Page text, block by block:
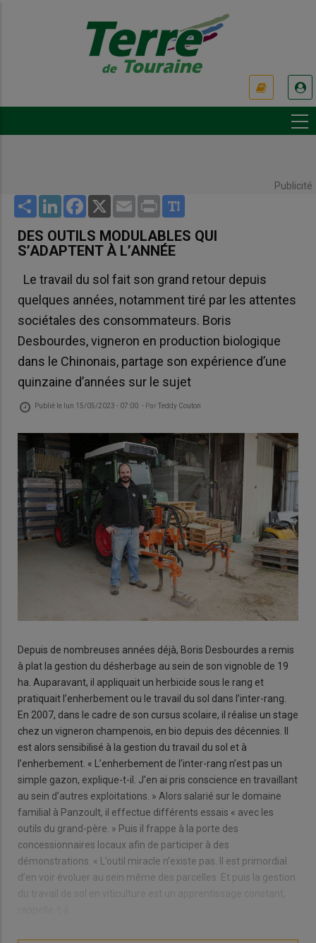
Publicité
Share LinkedInFacebook
X Email Print
DES OUTILS MODULABLES QUI
S’ADAPTENT À L’ANNÉE
Le travail du sol fait son grand retour depuis
quelques années, notamment tiré par les attentes
sociétales des consommateurs. Boris
Desbourdes, vigneron en production biologique
dans le Chinonais, partage son expérience d’une
quinzaine d’années sur le sujet
Publié le lun 15/05/2023 - 07:00 - ParTeddy Couton
Depuis de nombreuses années déjà, Boris Desbourdes a remis
à plat la gestion du désherbage au sein de son vignoble de 19
ha. Auparavant, il appliquait un herbicide sous le rang et
pratiquait l’enherbement ou le travail du sol dans l’inter-rang.
En 2007, dans le cadre de son cursus scolaire, il réalise un stage
chez un vigneron champenois, en bio depuis des décennies. Il
est alors sensibilisé à la gestion du travail du sol et à
l’enherbement. « L’enherbement de l’inter-rang n’est pas un
simple gazon, explique-t-il. J’en ai pris conscience en travaillant
au sein d’autres exploitations. » Alors salarié sur le domaine
familial à Panzoult, il effectue différents essais « avec les
outils du grand-père. » Puis il frappe à la porte des
concessionnaires locaux afin de participer à des
démonstrations. « L’outil miracle n’existe pas. Il est primordial
d’en voir évoluer au sein même des parcelles. Et puis la gestion